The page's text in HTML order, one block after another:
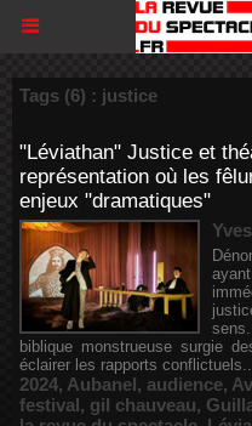
Tags (6) : justice
"Léviathan" Justice et
représentation où les
enjeux "dramatiques"
biblique monstrueuse surgie
éclairer les rapports
2024, Aubanel, audience,
festival, gil chauveau,